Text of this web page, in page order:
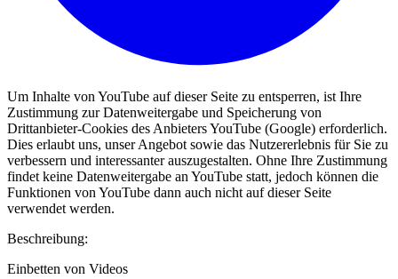
Um Inhalte von YouTube auf dieser Seite zu entsperren, ist Ihre
Zustimmung zur Datenweitergabe und Speicherung von
Drittanbieter-Cookies des Anbieters YouTube (Google) erforderlich.
Dies erlaubt uns, unser Angebot sowie das Nutzererlebnis für Sie zu
verbessern und interessanter auszugestalten. Ohne Ihre Zustimmung
findet keine Datenweitergabe an YouTube statt, jedoch können die
Funktionen von YouTube dann auch nicht auf dieser Seite
verwendet werden.
Beschreibung:
Einbetten von Videos